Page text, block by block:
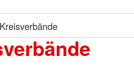
Kreisverbände